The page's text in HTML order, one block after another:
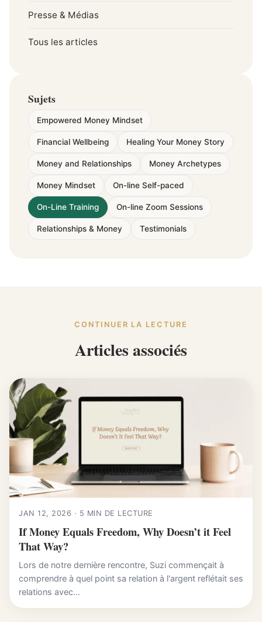
Presse & Médias
Tous les articles
Sujets
Empowered Money Mindset
Financial Wellbeing Healing Your Money Story
Money and Relationships Money Archetypes
Money Mindset On-line Self-paced
On-Line Training On-line Zoom Sessions
Relationships & Money Testimonials
CONTINUER LA LECTURE
Articles associés
JAN 12, 2026 · 5 MIN DE LECTURE
If Money Equals Freedom, Why Doesn’t it Feel
That Way?
Lors de notre dernière rencontre, Suzi commençait à
comprendre à quel point sa relation à l'argent reflétait ses
relations avec...